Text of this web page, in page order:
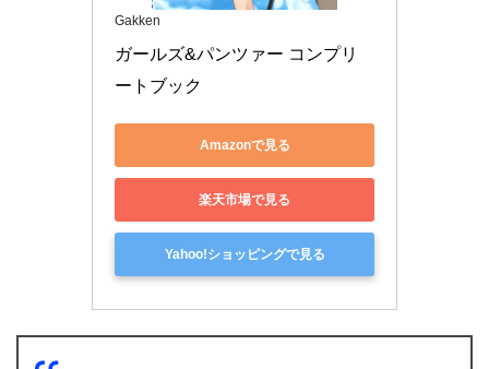
Gakken
ガールズ&パンツァー コンプリ
ートブック
Amazonで見る
楽天市場で見る
Yahoo!ショッピングで見る